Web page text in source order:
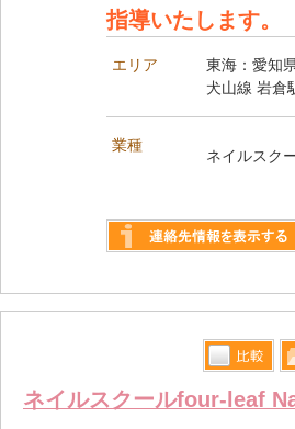
指導いたします。
エリア
東海：愛知
犬山線 岩倉
業種
ネイルスク
ネイルスクールfour-leaf
比較す
る